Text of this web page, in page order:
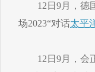
12日9月，德国
场2023“对话太平
12日9月，会正